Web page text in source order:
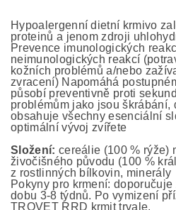
Hypoalergenní dietní krmivo
proteinů a jenom zdroji
Prevence imunologických
neimunologických reakcí
kožních problémů a/nebo
zvracení) Napomáhá
působí preventivně proti
problémům jako jsou škrábání,
obsahuje všechny esenciální
optimální vývoj zvířete
Složení: cereálie (100 % rýže)
živočišného původu (100 %
z rostlinných bílkovin, minerály
Pokyny pro krmení:
dobu 3-8 týdnů. Po vymizení
TROVET RRD krmit trvale.